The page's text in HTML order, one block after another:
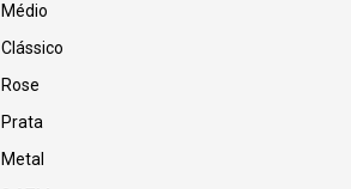
Médio
Clássico
Rose
Prata
Metal